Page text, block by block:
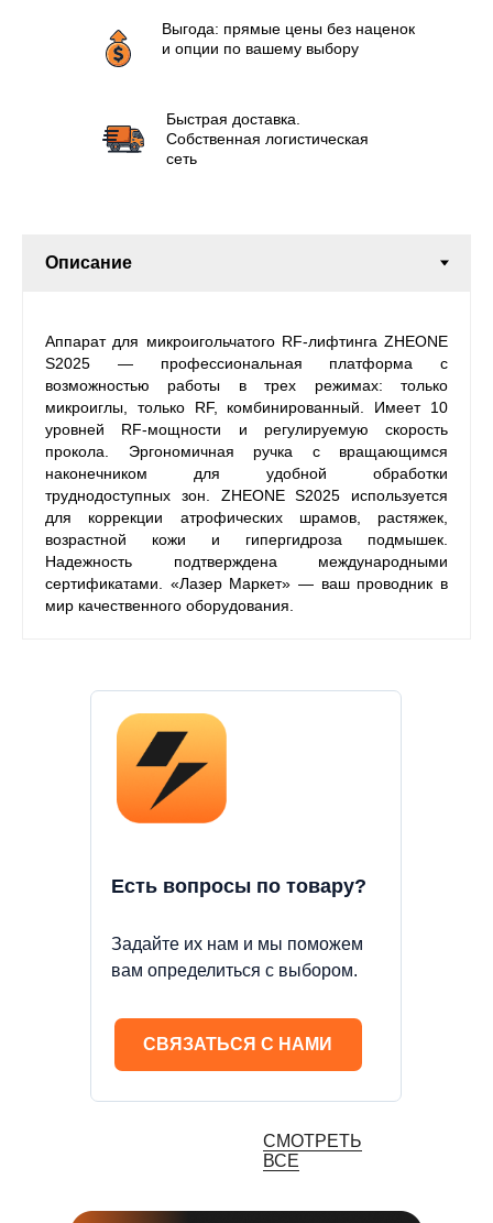
Быстрая доставка.
Собственная логистическая
сеть
Выгода: прямые цены без наценок
и опции по вашему выбору
Аппарат для микроигольчатого RF-лифтинга ZHEONE
S2025 — профессиональная платформа с
возможностью работы в трех режимах: только
микроиглы, только RF, комбинированный. Имеет 10
уровней RF-мощности и регулируемую скорость
прокола. Эргономичная ручка с вращающимся
наконечником для удобной обработки
труднодоступных зон. ZHEONE S2025 используется
для коррекции атрофических шрамов, растяжек,
возрастной кожи и гипергидроза подмышек.
Надежность подтверждена международными
сертификатами. «Лазер Маркет» — ваш проводник в
мир качественного оборудования.
Есть вопросы по товару?
Задайте их нам и мы поможем
вам определиться с выбором.
СВЯЗАТЬСЯ С НАМИ
СМОТРЕТЬ
ВСЕ